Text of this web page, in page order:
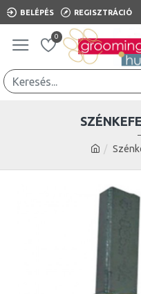
BELÉPÉS REGISZTRÁCIÓ
0